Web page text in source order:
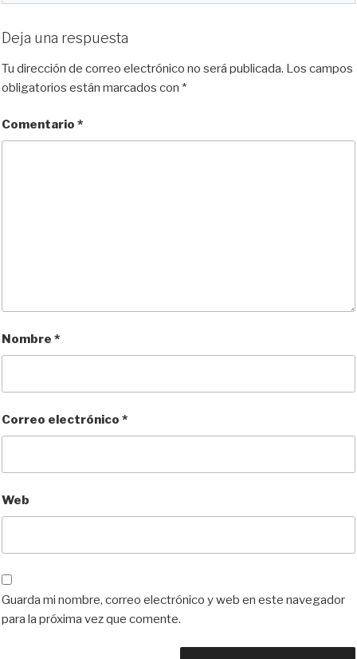
Deja una respuesta
Tu dirección de correo electrónico no será publicada. Los campos
obligatorios están marcados con *
Comentario *
Nombre *
Correo electrónico *
Web
Guarda mi nombre, correo electrónico y web en este navegador
para la próxima vez que comente.